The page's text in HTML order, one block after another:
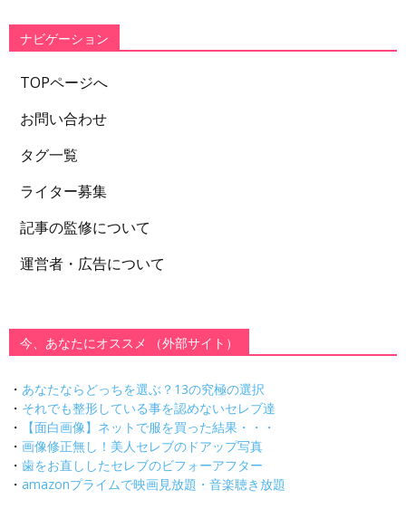
ー
ナビゲーション
TOPページへ
お問い合わせ
タグ一覧
ライター募集
記事の監修について
運営者・広告について
今、あなたにオススメ （外部サイト）
・ あなたならどっちを選ぶ？13の究極の選択
・ それでも整形している事を認めないセレブ達
・
【面白画像】ネットで服を買った結果・・・
・ 画像修正無し！美人セレブのドアップ写真
・ 歯をお直ししたセレブのビフォーアフター
・ amazonプライムで映画見放題・音楽聴き放題